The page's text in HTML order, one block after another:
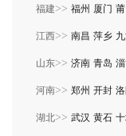
福建>> 福州 厦门
江西>> 南昌 萍乡
山东>> 济南 青岛
河南>> 郑州 开封
湖北>> 武汉 黄石